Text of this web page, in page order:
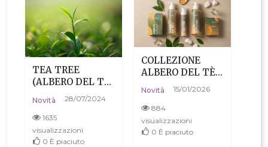
TEA TREE
(ALBERO DEL TÈ)
- UTILE DA
SAPERE
Novità 28/07/2024
1635
visualizzazioni
0 È piaciuto
COLLEZIONE
ALBERO DEL TÈ
PER LA PELLE
PROBLEMATICA -
ROUTINE
NATURALE PER
UNA PELLE
Novità 15/01/2026
884
visualizzazioni
0 È piaciuto